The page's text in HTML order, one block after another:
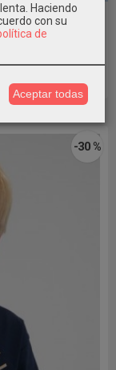
-30 %
Haciendo
con su
de
Aceptar todas